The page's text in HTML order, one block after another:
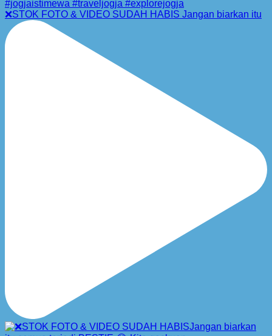
❌STOK FOTO & VIDEO SUDAH HABIS Jangan biarkan itu